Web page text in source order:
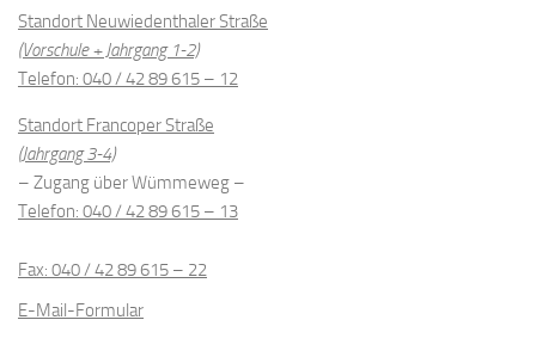
Standort Neuwiedenthaler Straße
(Vorschule + Jahrgang 1-2)
Telefon: 040 / 42 89 615 – 12
Standort Francoper Straße
(Jahrgang 3-4)
– Zugang über Wümmeweg –
Telefon: 040 / 42 89 615 – 13
Fax: 040 / 42 89 615 – 22
E-Mail-Formular